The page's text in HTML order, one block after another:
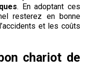
. En adoptant ces
resterez en bonne
et les coûts
chariot de